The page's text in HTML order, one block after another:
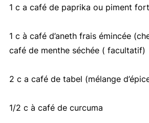
1 c a café de paprika ou piment fort
1 c à café d’aneth frais émincée
café de menthe séchée ( facultatif)
2 c a café de tabel (mélange
1/2 c à café de curcuma